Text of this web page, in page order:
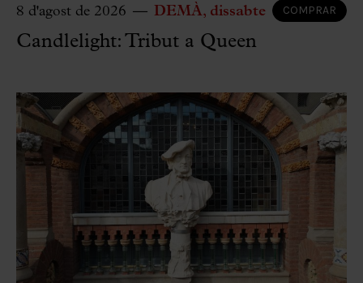
8 d'agost de 2026 DEMÀ dissabte COMPRAR
Candlelight: Tribut a Queen